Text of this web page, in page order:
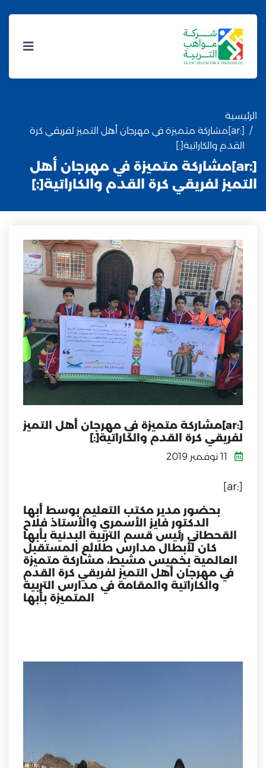
الرئيسية
[:ar]مشاركة متميزة في مهرجان أهل التميز لفريقي كرة
القدم والكاراتية[:]
[:ar]مشاركة متميزة في مهرجان أهل
التميز لفريقي كرة القدم والكاراتية[:]
[:ar]مشاركة متميزة في مهرجان أهل التميز
لفريقي كرة القدم والكاراتية[:]
[:ar]
بحضور مدير مكتب التعليم بوسط أبها
الدكتور فايز الأسمري والأستاذ فلاح
القحطاني رئيس قسم التربية البدنية بأبها
كان لأبطال مدارس طلائع المستقبل
العالمية بخميس مشيط، مشاركة متميزة
في مهرجان أهل التميز لفريقي كرة القدم
والكاراتية والمقامة في مدارس التربية
المتميزة بأبها